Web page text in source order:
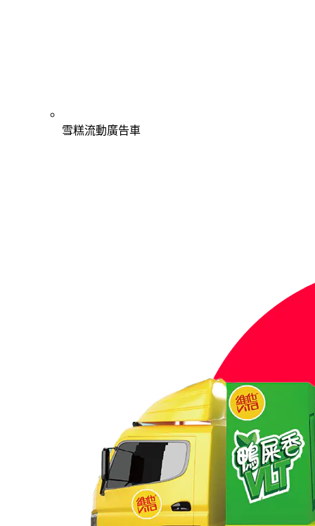
雪糕流動廣告車